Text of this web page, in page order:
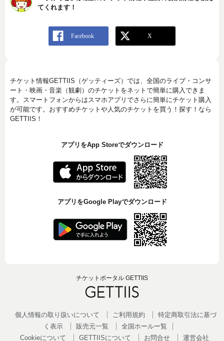
てくれます！
チケット情報GETTIIS（ゲッティーズ）では、全国のライブ・コンサ
ート・映画・音楽（観劇）のチケットをネットで簡単に購入できま
す。スマートフォンからはスマホアプリでさらに簡単にチケット購入
が可能です。おすすめチケットや人気のチケットを買う！探す！なら
GETTIIS！
アプリをApp Storeでダウンロード
アプリをGoogle Playでダウンロード
チケットポータル GETTIIS
個人情報の取り扱いについて ご利用規約
特定商取引法に基づ
く表示
販売元一覧
全国ホールー覧
Cookieについて
GETTIISについて お問合せ 運営会社